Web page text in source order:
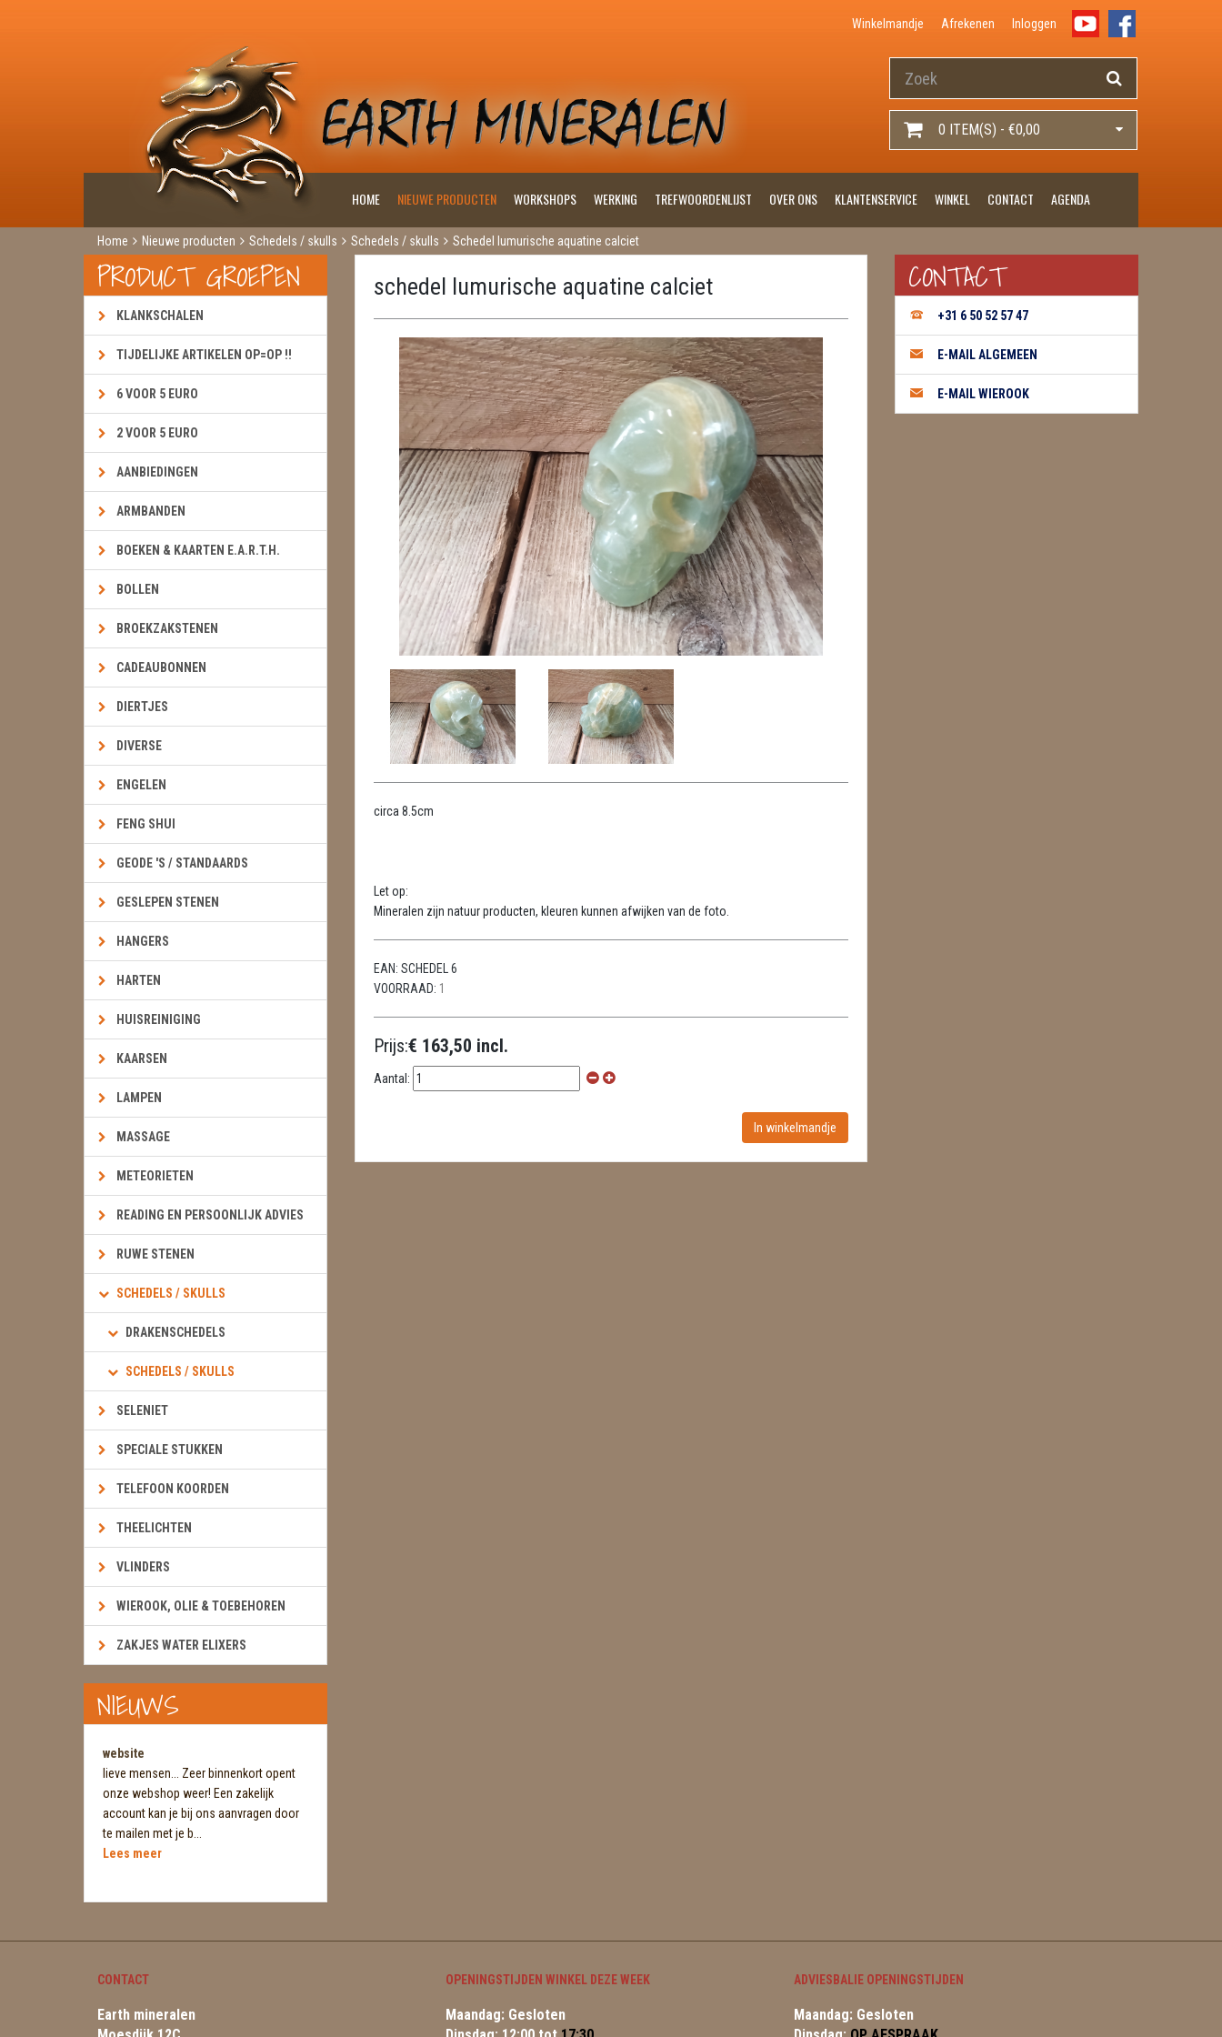
Winkelmandje Afrekenen Inloggen
0 ITEM(S) - €0,00
HOME NIEUWE PRODUCTEN WORKSHOPS WERKING TREFWOORDENLIJST OVER ONS KLANTENSERVICE WINKEL CONTACT AGENDA
Home Nieuwe producten Schedels / skulls Schedels / skulls Schedel lumurische aquatine calciet
PRODUCT GROEPEN
KLANKSCHALEN
TIJDELIJKE ARTIKELEN OP=OP !!
6 VOOR 5 EURO
2 VOOR 5 EURO
AANBIEDINGEN
ARMBANDEN
BOEKEN & KAARTEN E.A.R.T.H.
BOLLEN
BROEKZAKSTENEN
CADEAUBONNEN
DIERTJES
DIVERSE
ENGELEN
FENG SHUI
GEODE 'S / STANDAARDS
GESLEPEN STENEN
HANGERS
HARTEN
HUISREINIGING
KAARSEN
LAMPEN
MASSAGE
METEORIETEN
READING EN PERSOONLIJK ADVIES
RUWE STENEN
SCHEDELS / SKULLS
DRAKENSCHEDELS
SCHEDELS / SKULLS
SELENIET
SPECIALE STUKKEN
TELEFOON KOORDEN
THEELICHTEN
VLINDERS
WIEROOK, OLIE & TOEBEHOREN
ZAKJES WATER ELIXERS
NIEUWS
website
lieve mensen... Zeer binnenkort opent
onze webshop weer! Een zakelijk
account kan je bij ons aanvragen door
te mailen met je b...
Lees meer
schedel lumurische aquatine calciet
circa 8.5cm
Let op:
Mineralen zijn natuur producten, kleuren kunnen afwijken van de foto.
EAN: SCHEDEL 6
VOORRAAD: 1
Prijs:€ 163,50 incl.
Aantal:
CONTACT
+31 6 50 52 57 47
E-MAIL ALGEMEEN
E-MAIL WIEROOK
CONTACT
Earth mineralen
OPENINGSTIJDEN WINKEL DEZE WEEK
Maandag: Gesloten
ADVIESBALIE OPENINGSTIJDEN
Maandag: Gesloten